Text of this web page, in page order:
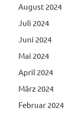
August 2024
Juli 2024
Juni 2024
Mai 2024
April 2024
März 2024
Februar 2024